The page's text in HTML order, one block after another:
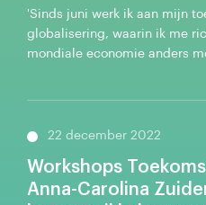
'Sinds juni werk ik aan mijn
globalisering, waarin ik me
mondiale economie anders
22 december 2022
Workshops
Anna-Carolina